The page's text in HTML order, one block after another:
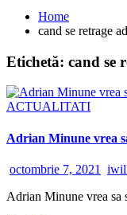
Home
cand se retrage
Etichetă: cand se
ACTUALITATI
Adrian Minune vrea
octombrie 7, 2021
Adrian Minune vrea sa